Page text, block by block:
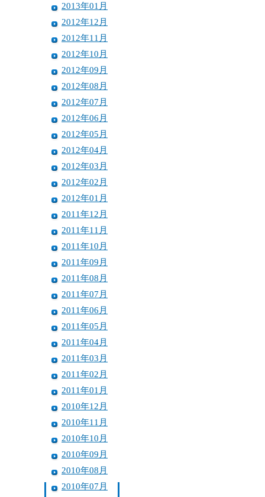
2013年01月
2012年12月
2012年11月
2012年10月
2012年09月
2012年08月
2012年07月
2012年06月
2012年05月
2012年04月
2012年03月
2012年02月
2012年01月
2011年12月
2011年11月
2011年10月
2011年09月
2011年08月
2011年07月
2011年06月
2011年05月
2011年04月
2011年03月
2011年02月
2011年01月
2010年12月
2010年11月
2010年10月
2010年09月
2010年08月
2010年07月